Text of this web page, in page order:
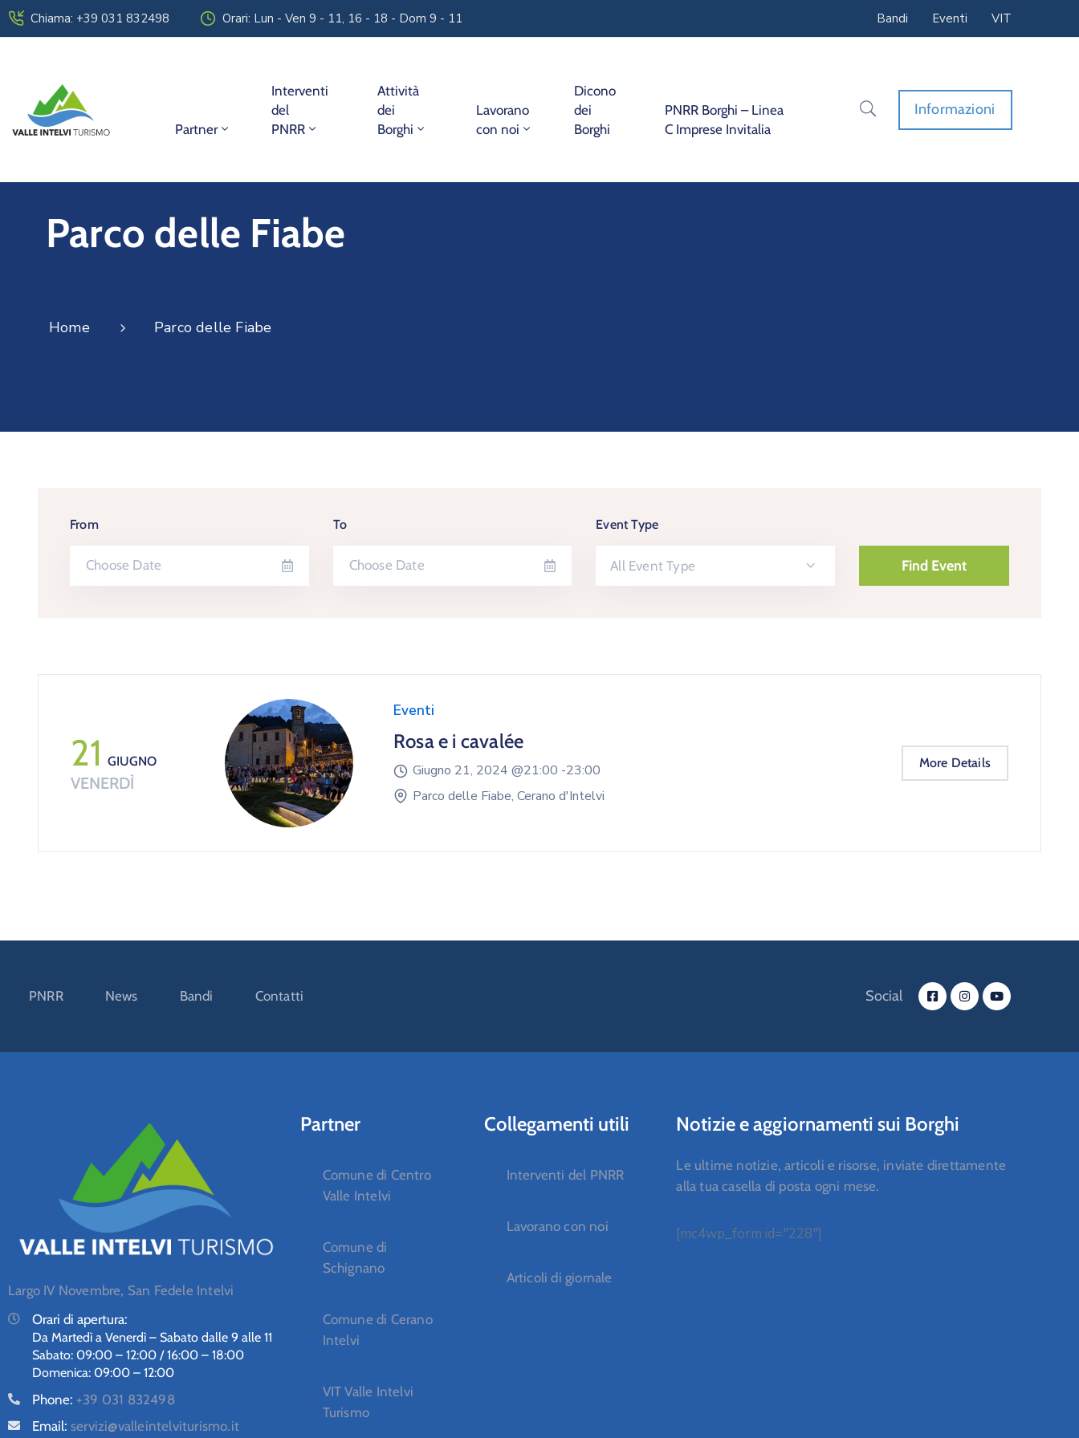
Chiama: +39 031 832498 Orari: Lun - Ven 9 - 11, 16 - 18 - Dom 9 - 11 Bandi Eventi VIT
Partner
Interventi
del
PNRR
Attività
dei
Borghi
Lavorano
con noi
Dicono
dei
Borghi
PNRR Borghi – Linea
C Imprese Invitalia
Informazioni
Parco delle Fiabe
Home Parco delle Fiabe
From To Event Type
All Event Type
21GIUGNO
VENERDÌ
Eventi
Rosa e i cavalée
Giugno 21, 2024 @21:00 -23:00
Parco delle Fiabe, Cerano d'Intelvi
More Details
PNRR News Bandi Contatti Social
Largo IV Novembre, San Fedele Intelvi
Orari di apertura:
Da Martedì a Venerdì – Sabato dalle 9 alle 11
Sabato: 09:00 – 12:00 / 16:00 – 18:00
Domenica: 09:00 – 12:00
Phone: +39 031 832498
Email: servizi@valleintelviturismo.it
Partner
Comune di Centro
Valle Intelvi
Comune di
Schignano
Comune di Cerano
Intelvi
VIT Valle Intelvi
Turismo
Collegamenti utili
Interventi del PNRR
Lavorano con noi
Articoli di giornale
Notizie e aggiornamenti sui Borghi
Le ultime notizie, articoli e risorse, inviate direttamente
alla tua casella di posta ogni mese.
[mc4wp_form id="228"]